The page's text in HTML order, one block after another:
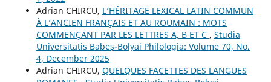
Adrian CHIRCU, L’HÉRITAGE LEXICAL LATIN COMMUN
À L’ANCIEN FRANÇAIS ET AU ROUMAIN : MOTS
COMMENÇANT PAR LES LETTRES A, B ET C , Studia
Universitatis Babeș-Bolyai Philologia: Volume 70, No.
4, December 2025
Adrian CHIRCU, QUELQUES FACETTES DES LANGUES